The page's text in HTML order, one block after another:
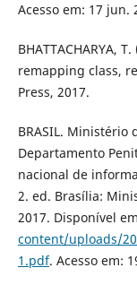
Acesso em: 17 jun.
BHATTACHARYA,
remapping class,
Press, 2017.
BRASIL. Ministério
Departamento
nacional de
2. ed. Brasília:
2017. Disponível
content/uploads/
1.pdf. Acesso em: